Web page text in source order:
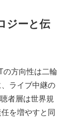
ジーと伝
の方向性は二輪
ライブ中継の
者層は世界規
を増やすと同